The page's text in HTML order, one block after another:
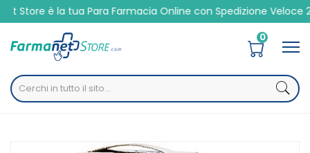
tua Para Farmacia Online con Spedizione Veloce 24/48h
0
Humana Italia Acqua Amorosa 6x1000 Ml